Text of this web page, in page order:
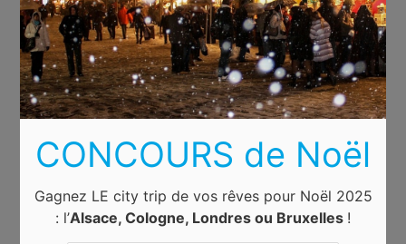
CONCOURS de Noël
Gagnez LE city trip de vos rêves pour Noël 2025
: l’Alsace, Cologne, Londres ou Bruxelles !